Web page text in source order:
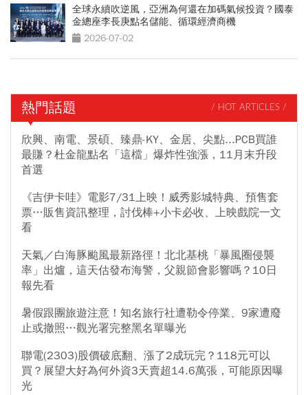
全球永續吹逆風，亞洲為何還在加碼氣候投資？國泰
金總座李長庚點名儲能、循環經濟商機
2026-07-02
熱門話題 / HOT ARTICLES /
欣興、南電、景碩、臻鼎-KY、金居、尖點...PCB買誰
最賺？杜金龍點名「這檔」爆炸性強漲，11月末升段
首選
《吉伊卡哇》電影7/31上映！威秀影城特典、預售套
票…販售資訊整理，討伐棒+小卡必收、上映戲院一文
看
天氣／白海豚颱風最新路徑！北北基桃「暴風圈侵襲
率」出爐，這天估發布海警，父親節會影響嗎？10日
報先看
暑假跟團旅遊注意！知名旅行社遭勒令停業、9家遭廢
止或撤照…觀光署完整黑名單曝光
聯電(2303)股價破底翻、漲了2成玩完？118元可以
買？展望大好為何外資3天賣超14.6萬張，可能原因曝
光